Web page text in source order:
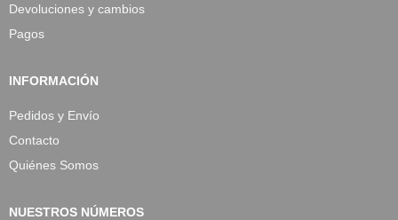
Devoluciones y cambios
Pagos
INFORMACIÓN
Pedidos y Envío
Contacto
Quiénes Somos
NUESTROS NÚMEROS